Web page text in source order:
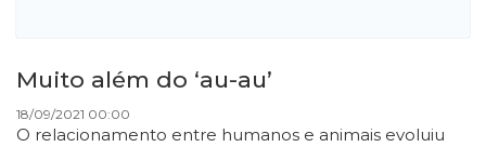
Muito além do ‘au-au’
18/09/2021 00:00
O relacionamento entre humanos e animais evoluiu